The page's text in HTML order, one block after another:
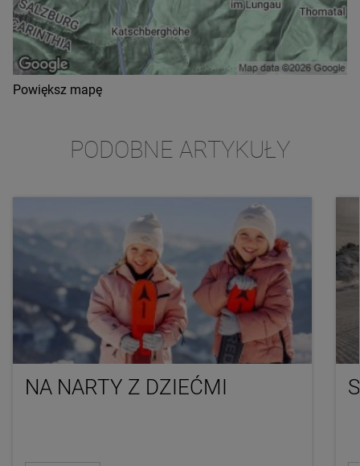
Powiększ mapę
PODOBNE ARTYKUŁY
NA NARTY Z DZIEĆMI